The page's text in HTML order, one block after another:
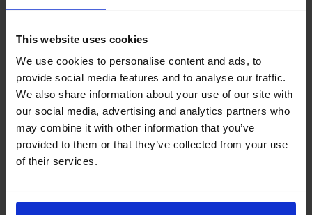
This website uses cookies
We use cookies to personalise content and ads, to
provide social media features and to analyse our traffic.
We also share information about your use of our site with
our social media, advertising and analytics partners who
may combine it with other information that you’ve
provided to them or that they’ve collected from your use
of their services.
vika tillbaka till rastplatsen och njuta
av en picknick vid utsiktstornet. Njut
av naturen!
Ta bara bilder, lämna bara fotspår.
Upplev grottan, långväga utsikt, forntida lämningar.
Markering: Stolpar med vitmålade toppar.